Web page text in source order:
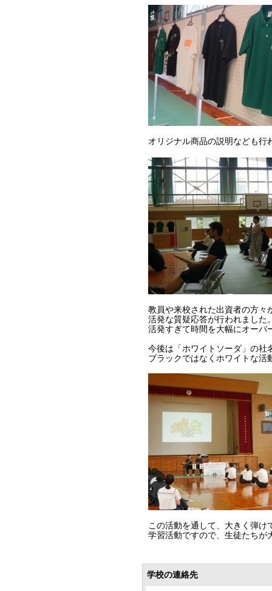
オリジナル商品の説明なども行
教員や来校された出資者の方々
活発な質疑応答が行われました
活発すぎて時間を大幅にオーバ
今後は「ホワイトソーダ」の社
ブラックではなくホワイトな活
この活動を通して、大きく弾け
学習活動ですので、生徒たちが
学校の連絡先